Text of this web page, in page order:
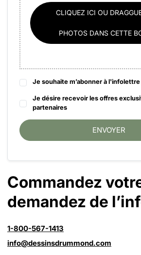
CLIQUEZ ICI OU
PHOTOS DANS CETTE
Je souhaite m’abonner à l'infolettre
Je désire recevoir les offres
partenaires
ENVOYER
Commandez
demandez de
1-800-567-1413
info@dessinsdrummond.com